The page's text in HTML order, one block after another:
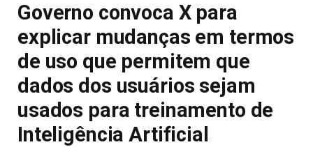
Governo convoca X para
explicar mudanças em termos
de uso que permitem que
dados dos usuários sejam
usados para treinamento de
Inteligência Artificial